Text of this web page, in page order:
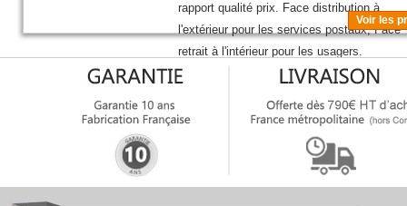
rapport qualité prix. Face distribution à
l'extérieur pour les services postaux,Face
retrait à l'intérieur pour les usagers.
Voir les